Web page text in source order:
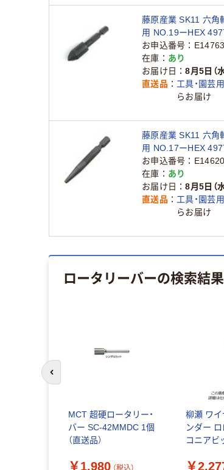
藤原産業 SK11 六角
用 NO.19ーHEX
品）
お申込番号
在庫
あり
お届け日
8月5日（
直送品
工具・園芸
らお届け
藤原産業 SK11 六角
用 NO.17ーHEX
本)（直送品）
お申込番号
在庫
あり
お届け日
8月5日（
直送品
工具・園芸
らお届け
ロータリーバーの検索結果
MCT 超硬ロータリー・
バー SC-42MMDC 1個
（直送品）
￥1,980 （税込）
柳瀬 ワ
ンダー
コニアビ
1本 4-
￥